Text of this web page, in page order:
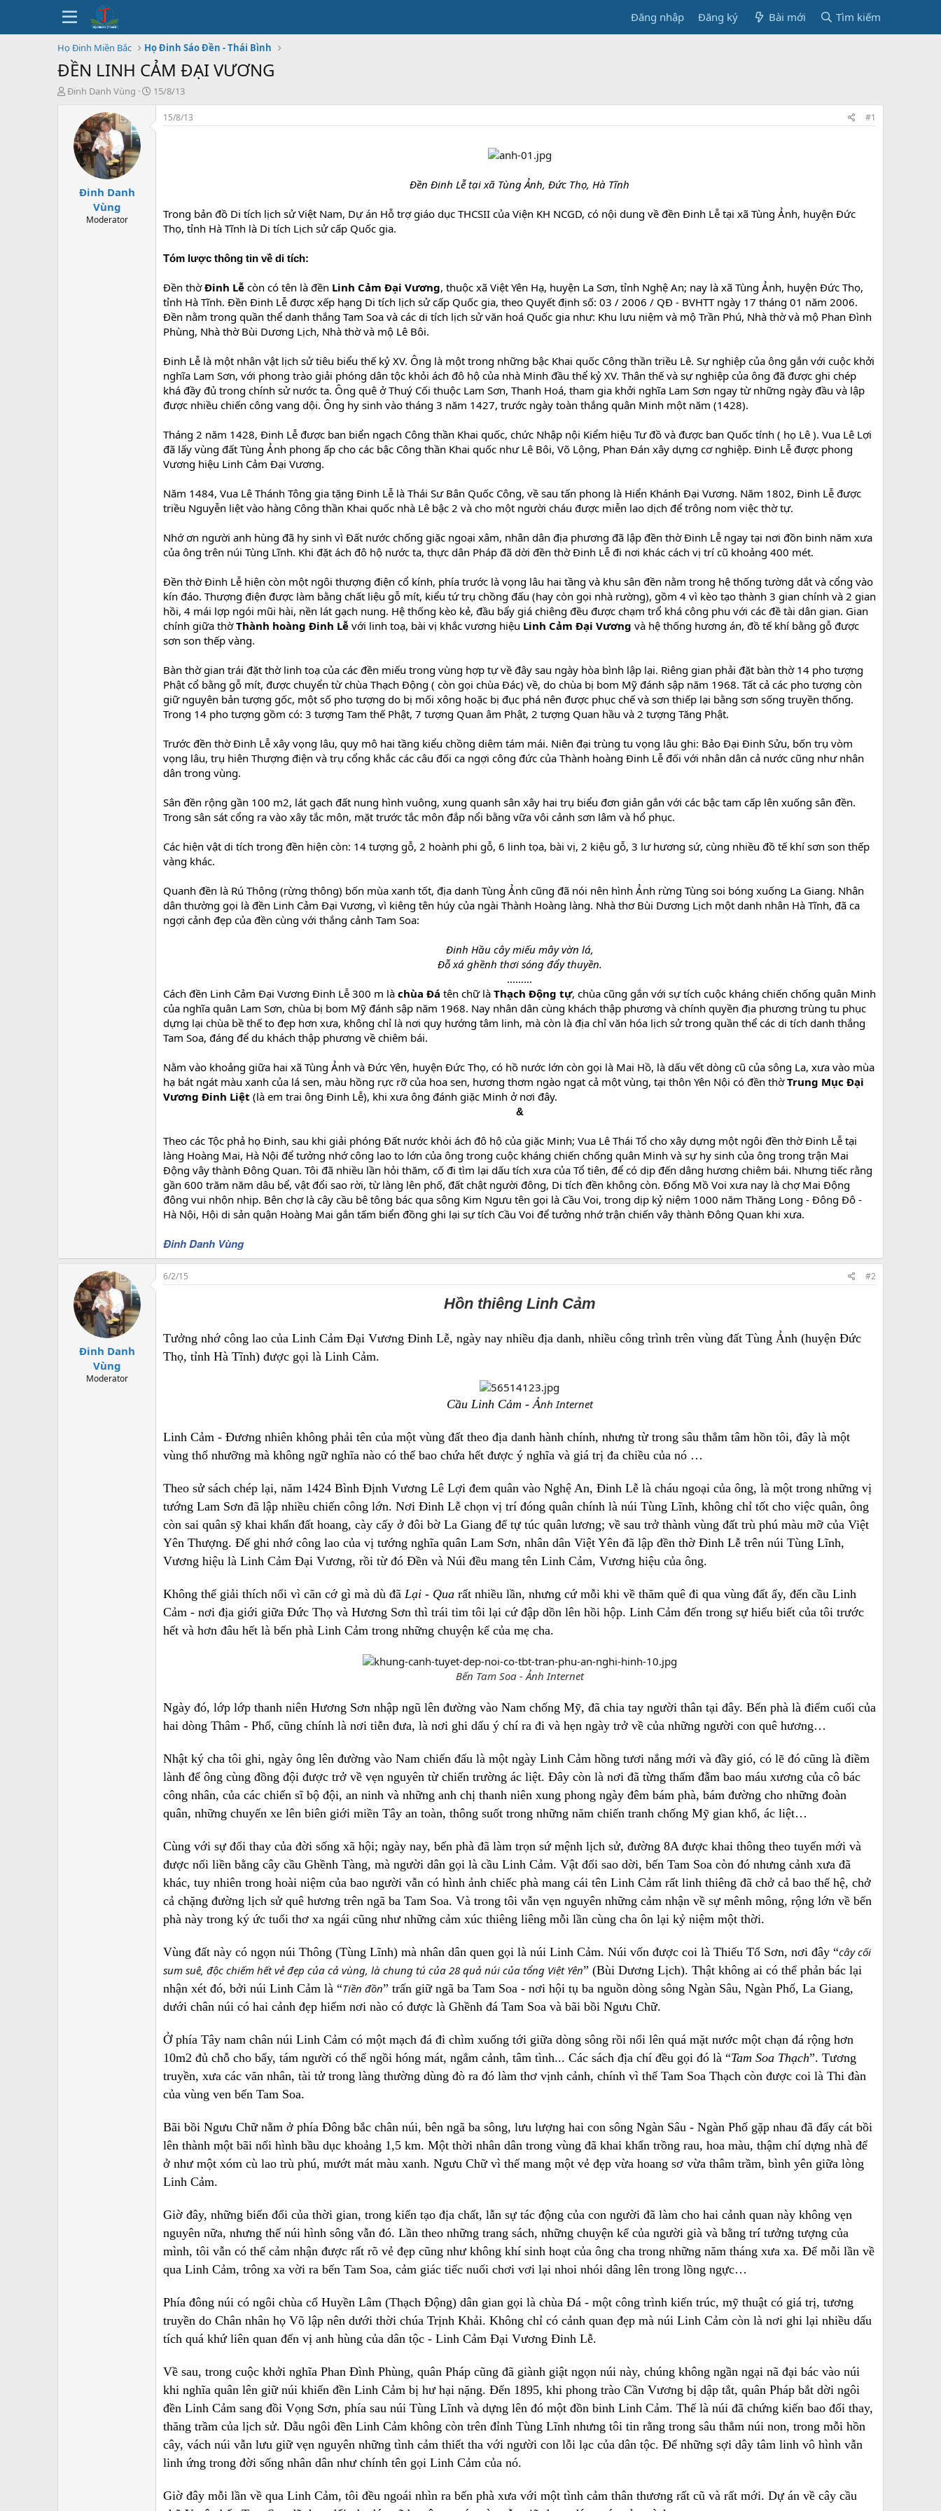
Đăng nhập Đăng ký Bài mới Tìm kiếm
Họ Đinh Miền Bắc Họ Đinh Sáo Đền - Thái Bình
ĐỀN LINH CẢM ĐẠI VƯƠNG
T
Đinh Danh Vùng
N
g
15/8/13
Đinh Danh
Vùng
Moderator
15/8/13 #1
Đền Đinh Lễ tại xã Tùng Ảnh, Đức Thọ, Hà Tĩnh
Trong bản đồ Di tích lịch sử Việt Nam, Dự án Hỗ trợ giáo dục THCSII của Viện KH NCGD, có nội dung về đền Đinh Lễ tại xã Tùng Ảnh, huyện Đức
Thọ, tỉnh Hà Tĩnh là Di tích Lịch sử cấp Quốc gia.
Tóm lược thông tin về di tích:
Đền thờĐinh Lễ còn có tên là đền Linh Cảm Đại Vương, thuộc xã Việt Yên Hạ, huyện La Sơn, tỉnh Nghệ An; nay là xã Tùng Ảnh, huyện Đức Thọ,
tỉnh Hà Tĩnh. Đền Đinh Lễ được xếp hạng Di tích lịch sử cấp Quốc gia, theo Quyết định số: 03 / 2006 / QĐ - BVHTT ngày 17 tháng 01 năm 2006.
Đền nằm trong quần thể danh thắng Tam Soa và các di tích lịch sử văn hoá Quốc gia như: Khu lưu niệm và mộ Trần Phú, Nhà thờ và mộ Phan Đình
Phùng, Nhà thờ Bùi Dương Lịch, Nhà thờ và mộ Lê Bôi.
Đinh Lễ là một nhân vật lịch sử tiêu biểu thế kỷ XV. Ông là một trong những bậc Khai quốc Công thần triều Lê. Sự nghiệp của ông gắn với cuộc khởi
nghĩa Lam Sơn, với phong trào giải phóng dân tộc khỏi ách đô hộ của nhà Minh đầu thể kỷ XV. Thân thế và sự nghiệp của ông đã được ghi chép
khá đầy đủ trong chính sử nước ta. Ông quê ở Thuý Cối thuộc Lam Sơn, Thanh Hoá, tham gia khởi nghĩa Lam Sơn ngay từ những ngày đầu và lập
được nhiều chiến công vang dội. Ông hy sinh vào tháng 3 năm 1427, trước ngày toàn thắng quân Minh một năm (1428).
Tháng 2 năm 1428, Đinh Lễ được ban biển ngạch Công thần Khai quốc, chức Nhập nội Kiểm hiệu Tư đồ và được ban Quốc tính ( họ Lê ). Vua Lê Lợi
đã lấy vùng đất Tùng Ảnh phong ấp cho các bậc Công thần Khai quốc như Lê Bôi, Võ Lộng, Phan Đán xây dựng cơ nghiệp. Đinh Lễ được phong
Vương hiệu Linh Cảm Đại Vương.
Năm 1484, Vua Lê Thánh Tông gia tặng Đinh Lễ là Thái Sư Bân Quốc Công, về sau tấn phong là Hiển Khánh Đại Vương. Năm 1802, Đinh Lễ được
triều Nguyễn liệt vào hàng Công thần Khai quốc nhà Lê bậc 2 và cho một người cháu được miễn lao dịch để trông nom việc thờ tự.
Nhớ ơn người anh hùng đã hy sinh vì Đất nước chống giặc ngoại xâm, nhân dân địa phương đã lập đền thờ Đinh Lễ ngay tại nơi đồn binh năm xưa
của ông trên núi Tùng Lĩnh. Khi đặt ách đô hộ nước ta, thực dân Pháp đã dời đền thờ Đinh Lễ đi nơi khác cách vị trí cũ khoảng 400 mét.
Đền thờ Đinh Lễ hiện còn một ngôi thượng điện cổ kính, phía trước là vọng lâu hai tầng và khu sân đền nằm trong hệ thống tường dắt và cổng vào
kín đáo. Thượng điện được làm bằng chất liệu gỗ mít, kiểu tứ trụ chồng đấu (hay còn gọi nhà rường), gồm 4 vì kèo tạo thành 3 gian chính và 2 gian
hồi, 4 mái lợp ngói mũi hài, nền lát gạch nung. Hệ thống kèo kẻ, đầu bẩy giá chiêng đều được chạm trổ khá công phu với các đề tài dân gian. Gian
chính giữa thờThành hoàng Đinh Lễ với linh toạ, bài vị khắc vương hiệu Linh Cảm Đại Vương và hệ thống hương án, đồ tế khí bằng gỗ được
sơn son thếp vàng.
Bàn thờ gian trái đặt thờ linh toạ của các đền miếu trong vùng hợp tự về đây sau ngày hòa bình lập lại. Riêng gian phải đặt bàn thờ 14 pho tượng
Phật cổ bằng gỗ mít, được chuyển từ chùa Thạch Động ( còn gọi chùa Đác) về, do chùa bị bom Mỹ đánh sập năm 1968. Tất cả các pho tượng còn
giữ nguyên bản tượng gốc, một số pho tượng do bị mối xông hoặc bị đục phá nên được phục chế và sơn thiếp lại bằng sơn sống truyền thống.
Trong 14 pho tượng gồm có: 3 tượng Tam thế Phật, 7 tượng Quan âm Phật, 2 tượng Quan hầu và 2 tượng Tăng Phật.
Trước đền thờ Đinh Lễ xây vọng lâu, quy mô hai tầng kiểu chồng diêm tám mái. Niên đại trùng tu vọng lâu ghi: Bảo Đại Đinh Sửu, bốn trụ vòm
vọng lâu, trụ hiên Thượng điện và trụ cổng khắc các câu đối ca ngợi công đức của Thành hoàng Đinh Lễ đối với nhân dân cả nước cũng như nhân
dân trong vùng.
Sân đền rộng gần 100 m2, lát gạch đất nung hình vuông, xung quanh sân xây hai trụ biểu đơn giản gắn với các bậc tam cấp lên xuống sân đền.
Trong sân sát cổng ra vào xây tắc môn, mặt trước tắc môn đắp nổi bằng vữa vôi cảnh sơn lâm và hổ phục.
Các hiện vật di tích trong đền hiện còn: 14 tượng gỗ, 2 hoành phi gỗ, 6 linh tọa, bài vị, 2 kiệu gỗ, 3 lư hương sứ, cùng nhiều đồ tế khí sơn son thếp
vàng khác.
Quanh đền là Rú Thông (rừng thông) bốn mùa xanh tốt, địa danh Tùng Ảnh cũng đã nói nên hình Ảnh rừng Tùng soi bóng xuống La Giang. Nhân
dân thường gọi là đền Linh Cảm Đại Vương, vì kiêng tên húy của ngài Thành Hoàng làng. Nhà thơ Bùi Dương Lịch một danh nhân Hà Tĩnh, đã ca
ngợi cảnh đẹp của đền cùng với thắng cảnh Tam Soa:
Đinh Hầu cây miếu mây vờn lá,
Đỗ xá ghềnh thơi sóng đẩy thuyền.
………
Cách đền Linh Cảm Đại Vương Đinh Lễ 300 m là chùa Đá tên chữ là Thạch Động tự, chùa cũng gắn với sự tích cuộc kháng chiến chống quân Minh
của nghĩa quân Lam Sơn, chùa bị bom Mỹ đánh sập năm 1968. Nay nhân dân cùng khách thập phương và chính quyền địa phương trùng tu phục
dựng lại chùa bề thế to đẹp hơn xưa, không chỉ là nơi quy hướng tâm linh, mà còn là địa chỉ văn hóa lịch sử trong quần thể các di tích danh thắng
Tam Soa, đáng để du khách thập phương về chiêm bái.
Nằm vào khoảng giữa hai xã Tùng Ảnh và Đức Yên, huyện Đức Thọ, có hồ nước lớn còn gọi là Mai Hồ, là dấu vết dòng cũ của sông La, xưa vào mùa
hạ bát ngát màu xanh của lá sen, màu hồng rực rỡ của hoa sen, hương thơm ngào ngạt cả một vùng, tại thôn Yên Nội có đền thờTrung Mục Đại
Vương Đinh Liệt (là em trai ông Đinh Lễ), khi xưa ông đánh giặc Minh ở nơi đây.
&
Theo các Tộc phả họ Đinh, sau khi giải phóng Đất nước khỏi ách đô hộ của giặc Minh; Vua Lê Thái Tổ cho xây dựng một ngôi đền thờ Đinh Lễ tại
làng Hoàng Mai, Hà Nội để tưởng nhớ công lao to lớn của ông trong cuộc kháng chiến chống quân Minh và sự hy sinh của ông trong trận Mai
Động vây thành Đông Quan. Tôi đã nhiều lần hỏi thăm, cố đi tìm lại dấu tích xưa của Tổ tiên, để có dịp đến dâng hương chiêm bái. Nhưng tiếc rằng
gần 600 trăm năm dâu bể, vật đổi sao rời, từ làng lên phố, đất chật người đông, Di tích đền không còn. Đống Mồ Voi xưa nay là chợ Mai Động
đông vui nhộn nhịp. Bên chợ là cây cầu bê tông bác qua sông Kim Ngưu tên gọi là Cầu Voi, trong dịp kỷ niệm 1000 năm Thăng Long - Đông Đô -
Hà Nội, Hội di sản quận Hoàng Mai gắn tấm biển đồng ghi lại sự tích Cầu Voi để tưởng nhớ trận chiến vây thành Đông Quan khi xưa.
Đinh Danh Vùng
Đinh Danh
Vùng
Moderator
6/2/15 #2
Hồn thiêng Linh Cảm
Tưởng nhớ công lao của Linh Cảm Đại Vương Đinh Lễ, ngày nay nhiều địa danh, nhiều công trình trên vùng đất Tùng Ảnh (huyện Đức
Thọ, tỉnh Hà Tĩnh) được gọi là Linh Cảm.
Cầu Linh Cảm - Ảnh Internet
Linh Cảm - Đương nhiên không phải tên của một vùng đất theo địa danh hành chính, nhưng từ trong sâu thẳm tâm hồn tôi, đây là một
vùng thổ nhưỡng mà không ngữ nghĩa nào có thể bao chứa hết được ý nghĩa và giá trị đa chiều của nó …
Theo sử sách chép lại, năm 1424 Bình Định Vương Lê Lợi đem quân vào Nghệ An, Đinh Lễ là cháu ngoại của ông, là một trong những vị
tướng Lam Sơn đã lập nhiều chiến công lớn. Nơi Đinh Lễ chọn vị trí đóng quân chính là núi Tùng Lĩnh, không chỉ tốt cho việc quân, ông
còn sai quân sỹ khai khẩn đất hoang, cày cấy ở đôi bờ La Giang để tự túc quân lương; về sau trở thành vùng đất trù phú màu mỡ của Việt
Yên Thượng. Để ghi nhớ công lao của vị tướng nghĩa quân Lam Sơn, nhân dân Việt Yên đã lập đền thờ Đinh Lễ trên núi Tùng Lĩnh,
Vương hiệu là Linh Cảm Đại Vương, rồi từ đó Đền và Núi đều mang tên Linh Cảm, Vương hiệu của ông.
Không thể giải thích nổi vì căn cớ gì mà dù đã Lại - Qua rất nhiều lần, nhưng cứ mỗi khi về thăm quê đi qua vùng đất ấy, đến cầu Linh
Cảm - nơi địa giới giữa Đức Thọ và Hương Sơn thì trái tim tôi lại cứ đập dồn lên hồi hộp. Linh Cảm đến trong sự hiểu biết của tôi trước
hết và hơn đâu hết là bến phà Linh Cảm trong những chuyện kể của mẹ cha.
Bến Tam Soa - Ảnh Internet
Ngày đó, lớp lớp thanh niên Hương Sơn nhập ngũ lên đường vào Nam chống Mỹ, đã chia tay người thân tại đây. Bến phà là điểm cuối của
hai dòng Thâm - Phố, cũng chính là nơi tiễn đưa, là nơi ghi dấu ý chí ra đi và hẹn ngày trở về của những người con quê hương…
Nhật ký cha tôi ghi, ngày ông lên đường vào Nam chiến đấu là một ngày Linh Cảm hồng tươi nắng mới và đầy gió, có lẽ đó cũng là điềm
lành để ông cùng đồng đội được trở về vẹn nguyên từ chiến trường ác liệt. Đây còn là nơi đã từng thấm đẫm bao máu xương của cô bác
công nhân, của các chiến sĩ bộ đội, an ninh và những anh chị thanh niên xung phong ngày đêm bám phà, bám đường cho những đoàn
quân, những chuyến xe lên biên giới miền Tây an toàn, thông suốt trong những năm chiến tranh chống Mỹ gian khổ, ác liệt…
Cùng với sự đổi thay của đời sống xã hội; ngày nay, bến phà đã làm trọn sứ mệnh lịch sử, đường 8A được khai thông theo tuyến mới và
được nối liền bằng cây cầu Ghềnh Tàng, mà người dân gọi là cầu Linh Cảm. Vật đổi sao dời, bến Tam Soa còn đó nhưng cảnh xưa đã
khác, tuy nhiên trong hoài niệm của bao người vẫn có hình ảnh chiếc phà mang cái tên Linh Cảm rất linh thiêng đã chở cả bao thế hệ, chở
cả chặng đường lịch sử quê hương trên ngã ba Tam Soa. Và trong tôi vẫn vẹn nguyên những cảm nhận về sự mênh mông, rộng lớn về bến
phà này trong ký ức tuổi thơ xa ngái cũng như những cảm xúc thiêng liêng mỗi lần cùng cha ôn lại kỷ niệm một thời.
Vùng đất này có ngọn núi Thông (Tùng Lĩnh) mà nhân dân quen gọi là núi Linh Cảm. Núi vốn được coi là Thiếu Tổ Sơn, nơi đây “cây cối
sum suê, độc chiếm hết vẻ đẹp của cả vùng, là chung tú của 28 quả núi của tổng Việt Yên” (Bùi Dương Lịch). Thật không ai có thể phản bác lại
nhận xét đó, bởi núi Linh Cảm là “Tiền đồn” trấn giữ ngã ba Tam Soa - nơi hội tụ ba nguồn dòng sông Ngàn Sâu, Ngàn Phố, La Giang,
dưới chân núi có hai cảnh đẹp hiếm nơi nào có được là Ghềnh đá Tam Soa và bãi bồi Ngưu Chữ.
Ở phía Tây nam chân núi Linh Cảm có một mạch đá đi chìm xuống tới giữa dòng sông rồi nổi lên quá mặt nước một chạn đá rộng hơn
10m2 đủ chỗ cho bẩy, tám người có thể ngồi hóng mát, ngắm cảnh, tâm tình... Các sách địa chí đều gọi đó là “Tam Soa Thạch”. Tương
truyền, xưa các văn nhân, tài tử trong làng thường dùng đò ra đó làm thơ vịnh cảnh, chính vì thế Tam Soa Thạch còn được coi là Thi đàn
của vùng ven bến Tam Soa.
Bãi bồi Ngưu Chữ nằm ở phía Đông bắc chân núi, bên ngã ba sông, lưu lượng hai con sông Ngàn Sâu - Ngàn Phố gặp nhau đã đẩy cát bồi
lên thành một bãi nổi hình bầu dục khoảng 1,5 km. Một thời nhân dân trong vùng đã khai khẩn trồng rau, hoa màu, thậm chí dựng nhà để
ở như một xóm cù lao trù phú, mướt mát màu xanh. Ngưu Chữ vì thế mang một vẻ đẹp vừa hoang sơ vừa thâm trầm, bình yên giữa lòng
Linh Cảm.
Giờ đây, những biến đổi của thời gian, trong kiến tạo địa chất, lẫn sự tác động của con người đã làm cho hai cảnh quan này không vẹn
nguyên nữa, nhưng thế núi hình sông vẫn đó. Lần theo những trang sách, những chuyện kể của người già và bằng trí tưởng tượng của
mình, tôi vẫn có thể cảm nhận được rất rõ vẻ đẹp cũng như không khí sinh hoạt của ông cha trong những năm tháng xưa xa. Để mỗi lần về
qua Linh Cảm, trông xa vời ra bến Tam Soa, cảm giác tiếc nuối chơi vơi lại nhoi nhói dâng lên trong lồng ngực…
Phía đông núi có ngôi chùa cổ Huyền Lâm (Thạch Động) dân gian gọi là chùa Đá - một công trình kiến trúc, mỹ thuật có giá trị, tương
truyền do Chân nhân họ Võ lập nên dưới thời chúa Trịnh Khải. Không chỉ có cảnh quan đẹp mà núi Linh Cảm còn là nơi ghi lại nhiều dấu
tích quá khứ liên quan đến vị anh hùng của dân tộc - Linh Cảm Đại Vương Đinh Lễ.
Về sau, trong cuộc khởi nghĩa Phan Đình Phùng, quân Pháp cũng đã giành giật ngọn núi này, chúng không ngần ngại nã đại bác vào núi
khi nghĩa quân lên giữ núi khiến đền Linh Cảm bị hư hại nặng. Đến 1895, khi phong trào Cần Vương bị dập tắt, quân Pháp bắt dời ngôi
đền Linh Cảm sang đồi Vọng Sơn, phía sau núi Tùng Lĩnh và dựng lên đó một đồn binh Linh Cảm. Thế là núi đã chứng kiến bao đổi thay,
thăng trầm của lịch sử. Dẫu ngôi đền Linh Cảm không còn trên đỉnh Tùng Lĩnh nhưng tôi tin rằng trong sâu thẳm núi non, trong mỗi hồn
cây, vách núi vẫn lưu giữ vẹn nguyên những tình cảm thiết tha với người con lỗi lạc của dân tộc. Để những sợi dây tâm linh vô hình vẫn
linh ứng trong đời sống nhân dân như chính tên gọi Linh Cảm của nó.
Giờ đây mỗi lần về qua Linh Cảm, tôi đều ngoái nhìn ra bến phà xưa với một tình cảm thân thương rất cũ và rất mới. Dự án về cây cầu